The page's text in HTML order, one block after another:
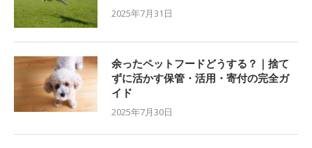
2025年7月31日
余ったペットフードどうする？｜捨て
ずに活かす保管・活用・寄付の完全ガ
イド
2025年7月30日